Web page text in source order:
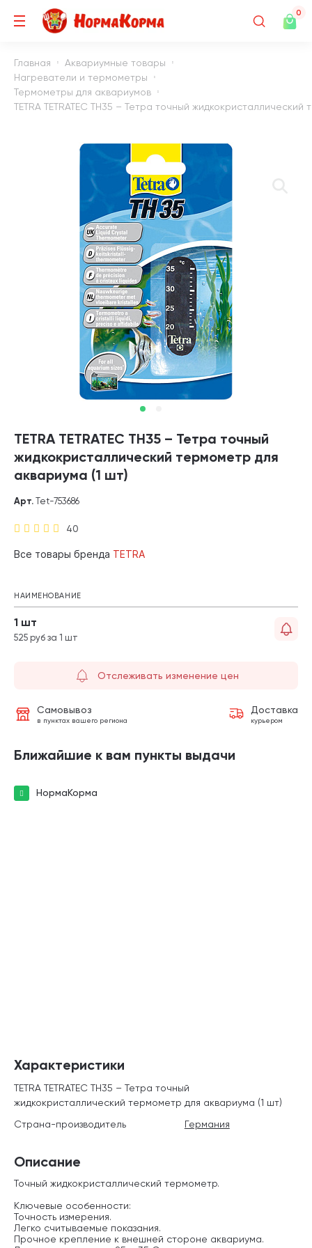
0
Главная
Аквариумные товары
Нагреватели и термометры
Термометры для аквариумов
TETRA TETRATEC TH35 – Тетра точный
TETRA TETRATEC TH35 – Тетра точный
жидкокристаллический термометр для
аквариума (1 шт)
40
Арт. Tet-753686
Все товары бренда TETRA
НАИМЕНОВАНИЕ
1 шт
525 руб за 1 шт
Отслеживать изменение цен
Самовывоз
в пунктах вашего региона
Доставка
курьером
Ближайшие к вам пункты выдачи
НормаКорма
Описание
Точный жидкокристаллический термометр.
Ключевые особенности:
Точность измерения.
Легко считываемые показания.
Прочное крепление к внешней стороне аквариума.
Характеристики
TETRA TETRATEC TH35 – Тетра точный
жидкокристаллический термометр для аквариума (1 шт)
Страна-производитель
Германия